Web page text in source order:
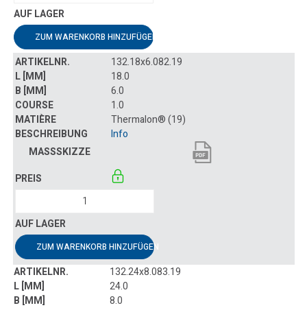
ZUM WARENKORB HINZUFÜGEN
132.18x6.082.19
18.0
6.0
1.0
Thermalon® (19)
Info
ZUM WARENKORB HINZUFÜGEN
132.24x8.083.19
24.0
8.0